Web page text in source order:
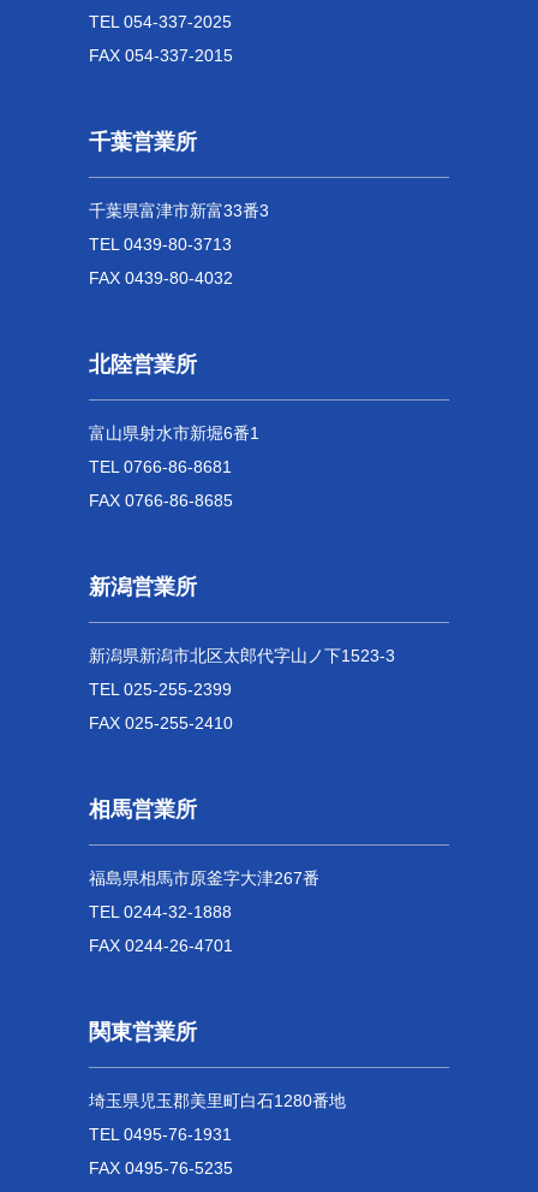
TEL 054-337-2025
FAX 054-337-2015
千葉営業所
千葉県富津市新富33番3
TEL 0439-80-3713
FAX 0439-80-4032
北陸営業所
富山県射水市新堀6番1
TEL 0766-86-8681
FAX 0766-86-8685
新潟営業所
新潟県新潟市北区太郎代字山ノ下1523-3
TEL 025-255-2399
FAX 025-255-2410
相馬営業所
福島県相馬市原釜字大津267番
TEL 0244-32-1888
FAX 0244-26-4701
関東営業所
埼玉県児玉郡美里町白石1280番地
TEL 0495-76-1931
FAX 0495-76-5235